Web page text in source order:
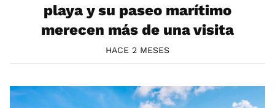
playa y su paseo marítimo
merecen más de una visita
HACE 2 MESES